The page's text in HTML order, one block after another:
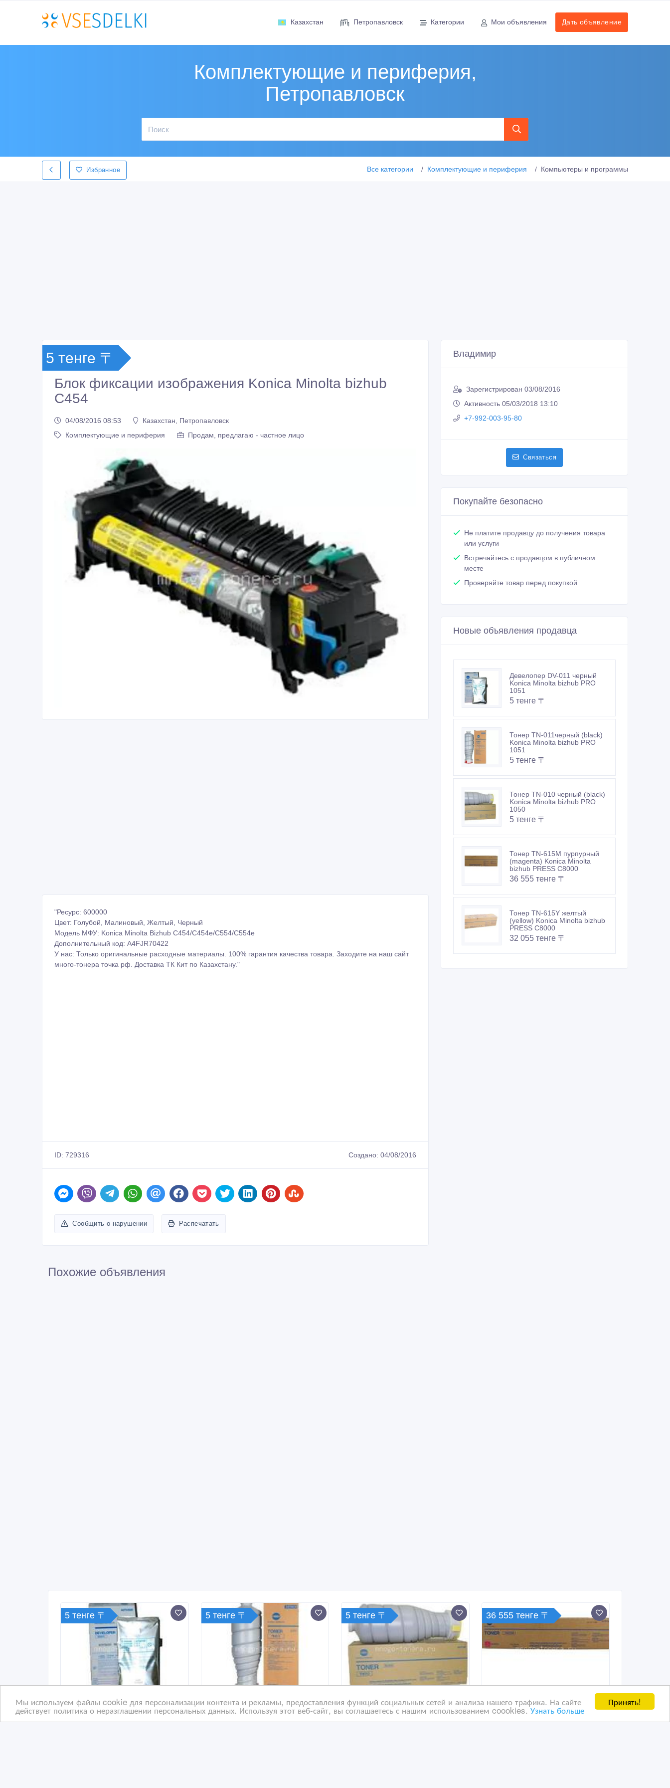
Принять!
Мы используем файлы cookie для персонализации контента и рекламы, предоставления функций социальных сетей и анализа нашего трафика. На сайте
действует политика о неразглашении персональных данных. Используя этот веб-сайт, вы соглашаетесь с нашим использованием coookies.Узнать больше
Казахстан Петропавловск Категории Мои объявления Дать объявление
Комплектующие и периферия,
Петропавловск
Избранное Все категории Комплектующие и периферия Компьютеры и программы
5 тенге 〒
Блок фиксации изображения Konica Minolta bizhub
C454
04/08/2016 08:53
Казахстан, Петропавловск
Комплектующие и периферия
Продам, предлагаю - частное лицо
"Ресурс: 600000
Цвет: Голубой, Малиновый, Желтый, Черный
Модель МФУ: Konica Minolta Bizhub C454/C454e/C554/C554e
Дополнительный код: A4FJR70422
У нас: Только оригинальные расходные материалы. 100% гарантия качества товара. Заходите на наш сайт
много-тонера точка рф. Доставка ТК Кит по Казахстану."
ID: 729316 Создано: 04/08/2016
Сообщить о нарушении Распечатать
Владимир
Зарегистрирован 03/08/2016
Активность 05/03/2018 13:10
+7-992-003-95-80
Связаться
Покупайте безопасно
Не платите продавцу до получения товара
или услуги
Встречайтесь с продавцом в публичном
месте
Проверяйте товар перед покупкой
Новые объявления продавца
Девелопер DV-011 черный
Konica Minolta bizhub PRO
1051
5 тенге 〒
Тонер TN-011черный (black)
Konica Minolta bizhub PRO
1051
5 тенге 〒
Тонер TN-010 черный (black)
Konica Minolta bizhub PRO
1050
5 тенге 〒
Тонер TN-615M пурпурный
(magenta) Konica Minolta
bizhub PRESS C8000
36 555 тенге 〒
Тонер TN-615Y желтый
(yellow) Konica Minolta bizhub
PRESS C8000
32 055 тенге 〒
Похожие объявления
5 тенге 〒 5 тенге 〒 5 тенге 〒 36 555 тенге 〒